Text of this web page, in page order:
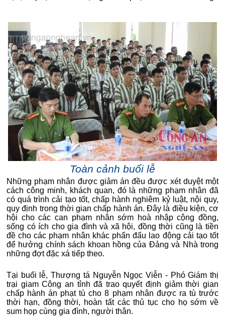
Toàn cảnh buổi lễ
Những phạm nhân được giảm án đều được xét duyệt một
cách công minh, khách quan, đó là những phạm nhân đã
có quá trình cải tạo tốt, chấp hành nghiêm kỷ luật, nội quy,
quy định trong thời gian chấp hành án. Đây là điều kiện, cơ
hội cho các can phạm nhân sớm hoà nhập cộng đồng,
sống có ích cho gia đình và xã hội, đồng thời cũng là tiền
đề cho các phạm nhân khác phấn đấu lao động cải tạo tốt
để hưởng chính sách khoan hồng của Đảng và Nhà trong
những đợt đặc xá tiếp theo.
Tại buổi lễ, Thượng tá Nguyễn Ngọc Viễn - Phó Giám thị
trại giam Công an tỉnh đã trao quyết định giảm thời gian
chấp hành án phạt tù cho 8 phạm nhân được ra tù trước
thời hạn, đồng thời, hoàn tất các thủ tục cho họ sớm về
sum họp cùng gia đình, người thân.